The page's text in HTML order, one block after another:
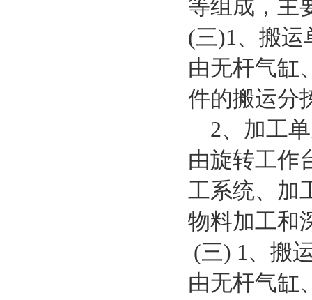
等组成，主
(三)1、搬运
由无杆气缸
件的搬运分
2、加工
由旋转工作
工系统、加
物料加工和
(三) 1、搬
由无杆气缸